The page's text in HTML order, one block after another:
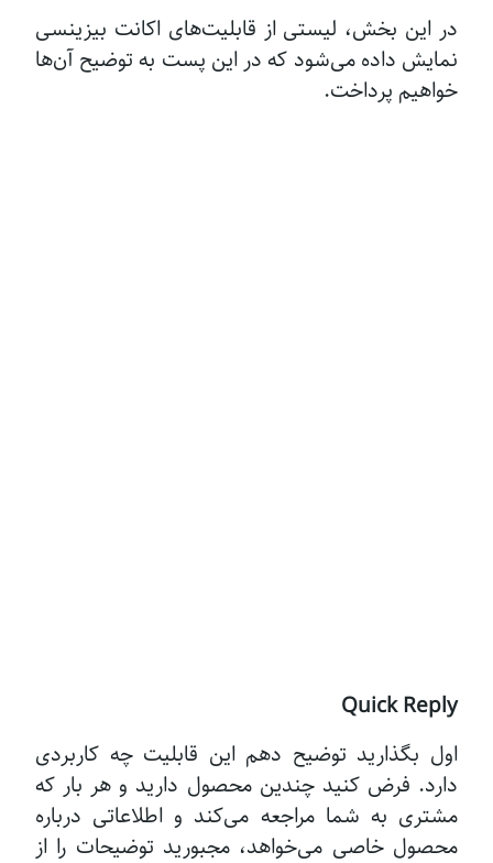
در این بخش، لیستی از قابلیت‌های اکانت بیزینسی
نمایش داده می‌شود که در این پست به توضیح آن‌ها
خواهیم پرداخت.
Quick Reply
اول بگذارید توضیح دهم این قابلیت چه کاربردی
دارد. فرض کنید چندین محصول دارید و هر بار که
مشتری به شما مراجعه می‌کند و اطلاعاتی درباره
محصول خاصی می‌خواهد، مجبورید توضیحات را از